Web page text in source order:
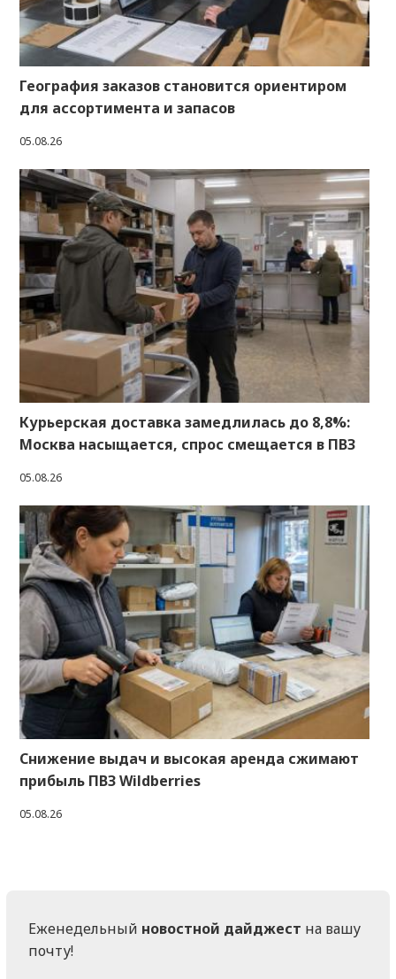
География заказов становится ориентиром
для ассортимента и запасов
05.08.26
Курьерская доставка замедлилась до 8,8%:
Москва насыщается, спрос смещается в ПВЗ
05.08.26
Снижение выдач и высокая аренда сжимают
прибыль ПВЗ Wildberries
05.08.26
Еженедельный новостной дайджест на вашу
почту!